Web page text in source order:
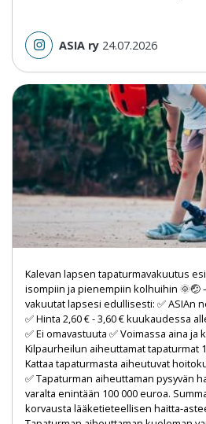
ASIA ry 24.07.2026
Kalevan lapsen tapaturmavakuutus
isompiin ja pienempiin kolhuihin 🌞🤕
vakuutat lapsesi edullisesti: ✅ ASIAn
✅ Hinta 2,60 € - 3,60 € kuukaudessa
✅ Ei omavastuuta ✅ Voimassa aina ja
Kilpaurheilun aiheuttamat tapaturmat
Kattaa tapaturmasta aiheutuvat
✅ Tapaturman aiheuttaman pysyvän
varalta enintään 100 000 euroa.
korvausta lääketieteellisen haitta-